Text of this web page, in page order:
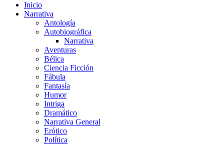
Inicio
Narrativa
Antología
Autobiográfica
Narrativa
Aventuras
Bélica
Ciencia Ficción
Fábula
Fantasía
Humor
Intriga
Dramático
Narrativa General
Erótico
Política